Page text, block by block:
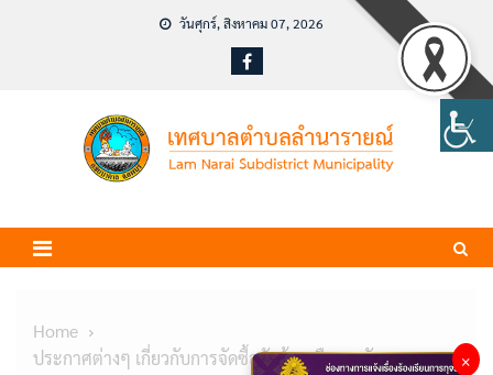
วันศุกร์, สิงหาคม 07, 2026
Home
ประกาศต่างๆ เกี่ยวกับการจัดซื้อจัดจ้างหรือการจัดหา
×